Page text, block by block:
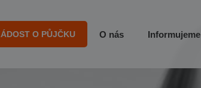
O PŮJČKU O nás Informujeme